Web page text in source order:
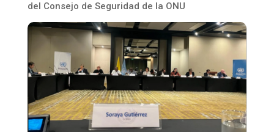
del Consejo de Seguridad de la ONU